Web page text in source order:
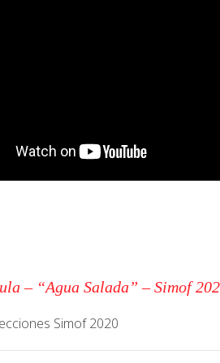
– “Agua Salada” – Simof
Simof 2020